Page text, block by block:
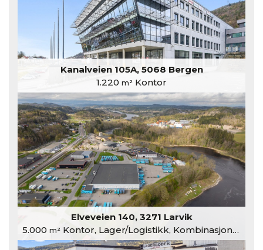
Kanalveien 105A, 5068 Bergen
1.220 m² Kontor
Elveveien 140, 3271 Larvik
5.000 m²Kontor, Lager/Logistikk, Kombinasjonslokaler